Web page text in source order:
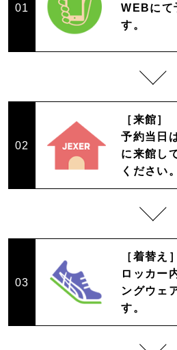
01
WEBにて
す。
02
［来館］
予約当日
に来館し
ください。
03
［着替え］
ロッカー
ングウェ
す。